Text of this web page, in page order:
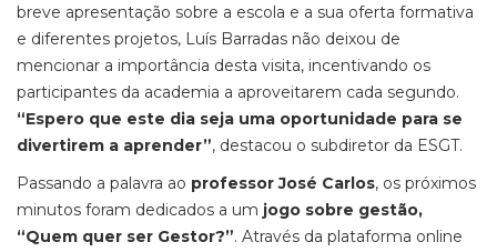
breve apresentação sobre a escola e a sua oferta formativa
e diferentes projetos, Luís Barradas não deixou de
mencionar a importância desta visita, incentivando os
participantes da academia a aproveitarem cada segundo.
“Espero que este dia seja uma oportunidade para se
divertirem a aprender”, destacou o subdiretor da ESGT.
Passando a palavra ao professor José Carlos, os próximos
minutos foram dedicados a um jogo sobre gestão,
“Quem quer ser Gestor?”. Através da plataforma online